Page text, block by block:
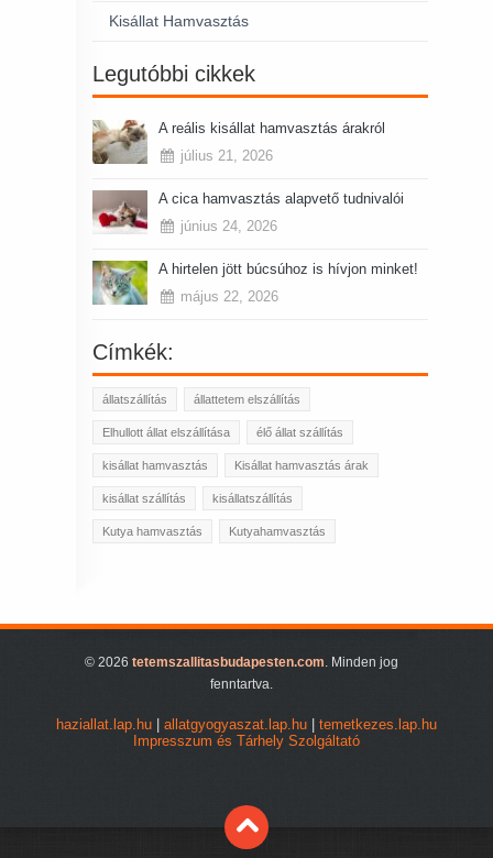
Kisállat Hamvasztás
Legutóbbi cikkek
A reális kisállat hamvasztás árakról
július 21, 2026
A cica hamvasztás alapvető tudnivalói
június 24, 2026
A hirtelen jött búcsúhoz is hívjon minket!
május 22, 2026
Címkék:
állatszállítás állattetem elszállítás
Elhullott állat elszállítása élő állat szállítás
kisállat hamvasztás Kisállat hamvasztás árak
kisállat szállítás kisállatszállítás
Kutya hamvasztás Kutyahamvasztás
© 2026 tetemszallitasbudapesten.com . Minden jog
fenntartva.
haziallat.lap.hu allatgyogyaszat.lap.hu
temetkezes.lap.hu
Impresszum és Tárhely Szolgáltató